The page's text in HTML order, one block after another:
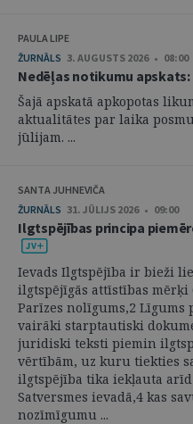
PAULA LIPE
ŽURNĀLS 3. AUGUSTS 2026 • 08:00
Nedēļas notikumu apskats:
Šajā apskatā apkopotas
aktualitātes par laika
jūlijam. ...
SANTA JUHNEVIČA
ŽURNĀLS 31. JŪLIJS 2026 • 09:00
Ilgtspējības principa
Ievads Ilgtspējība ir bieži
ilgtspējīgās attīstības mērķi
Parīzes nolīgums,2 Līgums
vairāki starptautiski
juridiski teksti piemin
vērtībām, uz kuru tiekties
ilgtspējība tika iekļauta
Satversmes ievadā,4 kas
nozīmīgumu ...